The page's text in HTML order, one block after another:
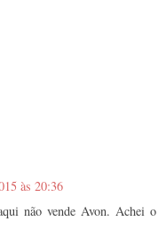
às 20:36
não vende Avon. Achei o